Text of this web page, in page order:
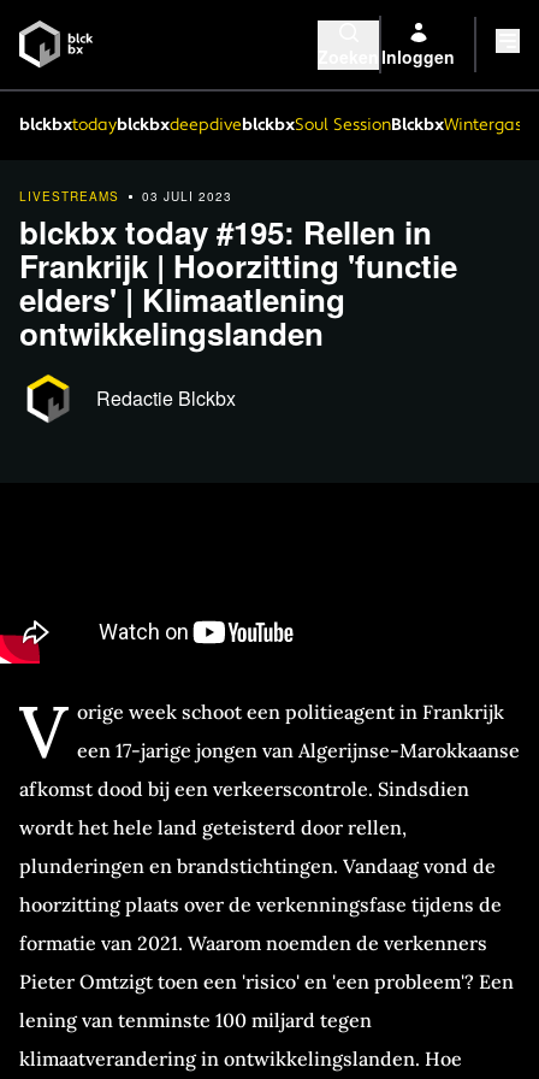
Inloggen
blckbxtodayblckbxdeepdiveblckbxSoul SessionBlckbx
LIVESTREAMS 03 JULI 2023
blckbx today #195: Rellen in
Frankrijk | Hoorzitting 'functie
elders' | Klimaatlening
ontwikkelingslanden
Redactie Blckbx
V orige week schoot een politieagent in Frankrijk
een 17-jarige jongen van Algerijnse-Marokkaanse
afkomst dood bij een verkeerscontrole. Sindsdien
wordt het hele land geteisterd door rellen,
plunderingen en brandstichtingen. Vandaag vond de
hoorzitting plaats over de verkenningsfase tijdens de
formatie van 2021. Waarom noemden de verkenners
Pieter Omtzigt toen een 'risico' en 'een probleem'? Een
lening van tenminste 100 miljard tegen
klimaatverandering in ontwikkelingslanden. Hoe